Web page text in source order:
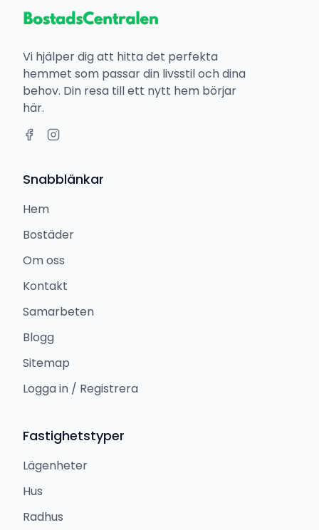
Vi hjälper dig att hitta det perfekta
hemmet som passar din livsstil och dina
behov. Din resa till ett nytt hem börjar
här.
Snabblänkar
Hem
Bostäder
Om oss
Kontakt
Samarbeten
Blogg
Sitemap
Logga in / Registrera
Fastighetstyper
Lägenheter
Hus
Radhus